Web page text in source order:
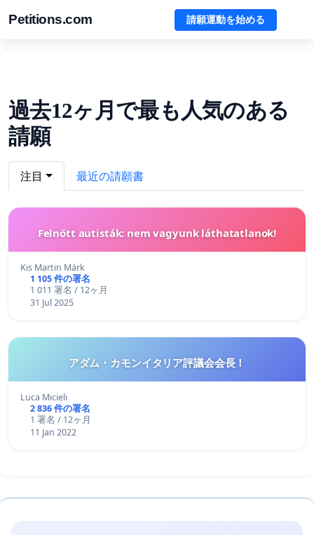
Petitions.com 請願運動を始める
過去12ヶ月で最も人気のある
請願
注目 最近の請願書
Felnőtt autisták: nem vagyunk láthatatlanok!
Kis Martin Márk
1 105 件の署名
1 011 署名 / 12ヶ月
31 Jul 2025
アダム・カモンイタリア評議会会長！
Luca Micieli
2 836 件の署名
1 署名 / 12ヶ月
11 Jan 2022